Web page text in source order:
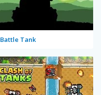
Battle Tank